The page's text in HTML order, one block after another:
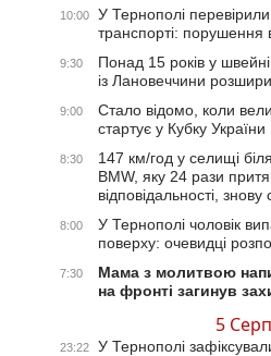
10:00
У Тернополі
транспорті: порушення
9:30
Понад 15 років у
із Лановеччини
9:00
Стало відомо, коли
стартує у Кубку України
8:30
147 км/год у селищі
BMW, яку 24 рази
відповідальності,
8:00
У Тернополі чоловік
поверху: очевидці
7:30
Мама з молитвою
на фронті загинув
5
23:22 У Тернополі